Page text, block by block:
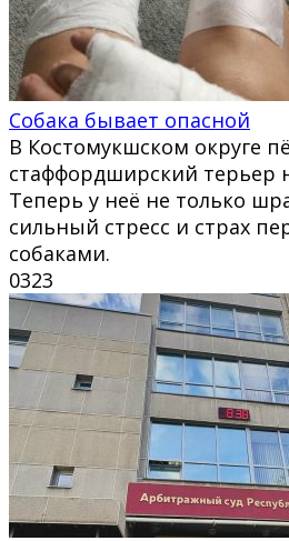
Собака бывает опасной
В Костомукшском округе
стаффордширский терьер
Теперь у неё не только
сильный стресс и страх
собаками.
0323